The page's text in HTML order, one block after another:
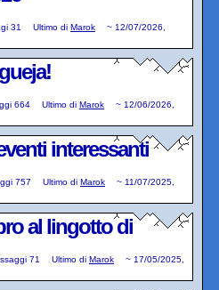
31 Ultimo di Marok ~ 12/07/2026,
664 Ultimo di Marok ~ 12/06/2026,
interessanti
757 Ultimo di Marok ~ 11/07/2025,
al lingotto di
71 Ultimo di Marok ~ 17/05/2025,